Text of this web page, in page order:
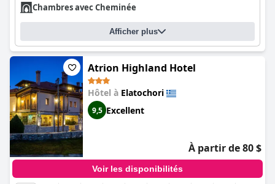
Chambres avec Cheminée
Afficher plus
Atrion Highland Hotel
Hôtel à Elatochori
9,5 Excellent
À partir de 80 $
Voir les disponibilités